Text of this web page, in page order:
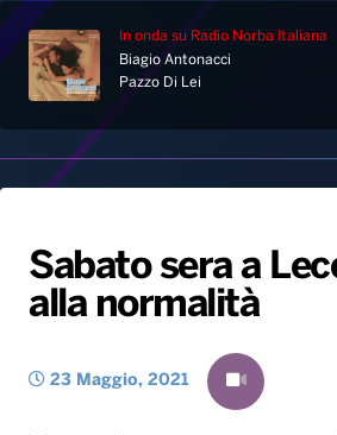
Home
Palinsesto
Hit Dance
Giochi&Concorsi
PALATOUR
Notizie
Locali
Musica e
Radio Norba
Playlist
Generale
Novità
Notiziario
Interviste
Oroscopo
Gallery
Radio Norba News TV
Voce al Bari
Battiti Live 2026
In onda su Radio Norba Italiana
Biagio Antonacci
Pazzo Di Lei
Sabato sera a
alla normalità
23 Maggio, 2021